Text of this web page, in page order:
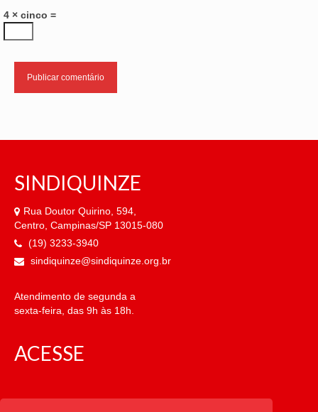
LGBTQIA+
MULHERES
SOLIDARIEDADE
TÉCNICOS JUDICIÁRIOS
TECNOLOGIA DA INFORMAÇÃO
4 × cinco =
SINDIQUINZE
Rua Doutor Quirino, 594,
Centro, Campinas/SP 13015-080
(19) 3233-3940
sindiquinze@sindiquinze.org.br
Atendimento de segunda a
sexta-feira, das 9h às 18h.
ACESSE